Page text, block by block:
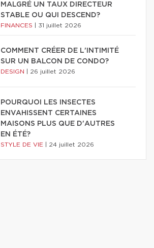
MALGRÉ UN TAUX DIRECTEUR
STABLE OU QUI DESCEND?
FINANCES 31 juillet 2026
COMMENT CRÉER DE L'INTIMITÉ
SUR UN BALCON DE CONDO?
DESIGN 26 juillet 2026
POURQUOI LES INSECTES
ENVAHISSENT CERTAINES
MAISONS PLUS QUE D'AUTRES
EN ÉTÉ?
STYLE DE VIE 24 juillet 2026